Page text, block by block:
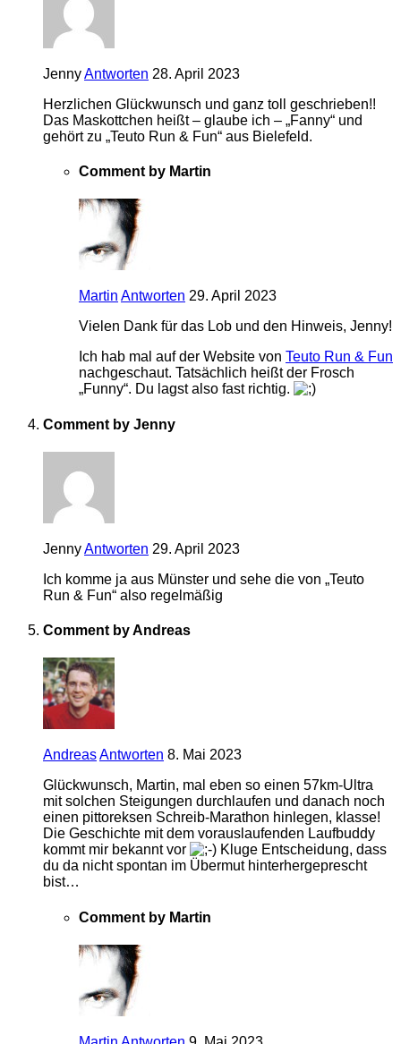
JennyAntworten 28. April 2023
Herzlichen Glückwunsch und ganz toll geschrieben!!
Das Maskottchen heißt – glaube ich – „Fanny“ und
gehört zu „Teuto Run & Fun“ aus Bielefeld.
Comment by Martin
Martin Antworten 29. April 2023
Vielen Dank für das Lob und den Hinweis, Jenny!
Ich hab mal auf der Website von Teuto Run & Fun
nachgeschaut. Tatsächlich heißt der Frosch
„Funny“. Du lagst also fast richtig.
Comment by Jenny
JennyAntworten 29. April 2023
Ich komme ja aus Münster und sehe die von „Teuto
Run & Fun“ also regelmäßig
Comment by Andreas
AndreasAntworten 8. Mai 2023
Glückwunsch, Martin, mal eben so einen 57km-Ultra
mit solchen Steigungen durchlaufen und danach noch
einen pittoreksen Schreib-Marathon hinlegen, klasse!
Die Geschichte mit dem vorauslaufenden Laufbuddy
kommt mir bekannt vor
Kluge Entscheidung, dass
du da nicht spontan im Übermut hinterhergeprescht
bist…
Comment by Martin